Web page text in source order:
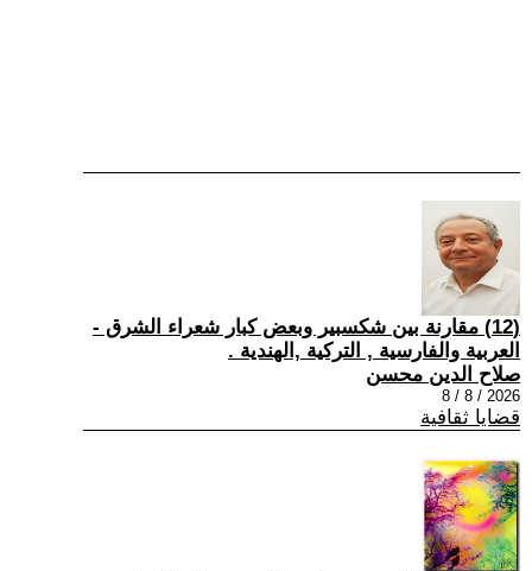
(12) مقارنة بين شكسبير وبعض كبار شعراء الشرق -
العربية والفارسية , التركية ,الهندية .
صلاح الدين محسن
2026 / 8 / 8
قضايا ثقافية